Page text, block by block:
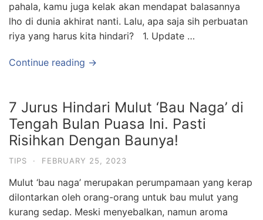
pahala, kamu juga kelak akan mendapat balasannya
lho di dunia akhirat nanti. Lalu, apa saja sih perbuatan
riya yang harus kita hindari? 1. Update …
Continue reading →
7 Jurus Hindari Mulut ‘Bau Naga’ di
Tengah Bulan Puasa Ini. Pasti
Risihkan Dengan Baunya!
TIPS · FEBRUARY 25, 2023
Mulut ‘bau naga’ merupakan perumpamaan yang kerap
dilontarkan oleh orang-orang untuk bau mulut yang
kurang sedap. Meski menyebalkan, namun aroma